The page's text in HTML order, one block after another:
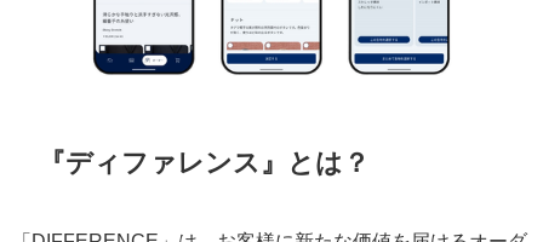
『ディファレンス』とは？